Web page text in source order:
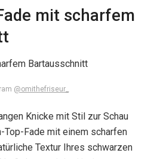
mit scharfem
@omithefriseur_
Knicke mit Stil zur Schau
Fade mit einem scharfen
Textur Ihres schwarzen